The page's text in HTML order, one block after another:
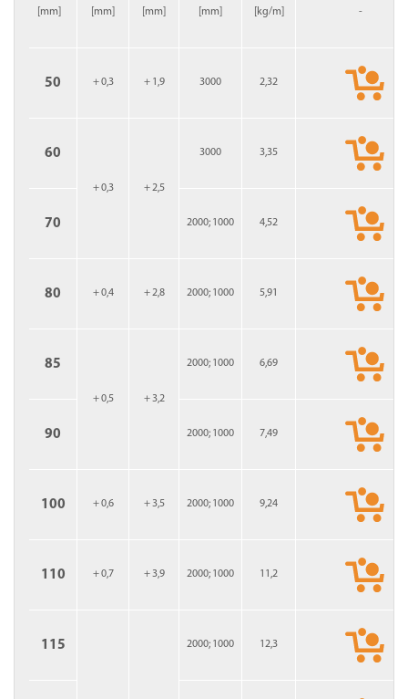
[mm] [mm] [mm] [mm] [kg/m] -
50 + 0,3 + 1,9 3000 2,32
60
+ 0,3 + 2,5
3000 3,35
70 2000; 1000 4,52
80 + 0,4 + 2,8 2000; 1000 5,91
85
+ 0,5 + 3,2
2000; 1000 6,69
90 2000; 1000 7,49
100 + 0,6 + 3,5 2000; 1000 9,24
110 + 0,7 + 3,9 2000; 1000 11,2
115 2000; 1000 12,3